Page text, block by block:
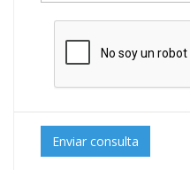
Enviar consulta